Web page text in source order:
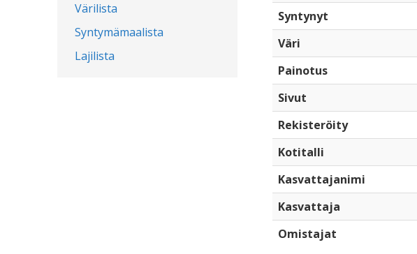
Värilista
Syntymämaalista
Lajilista
Syntynyt
Väri
Painotus
Sivut
Rekisteröity
Kotitalli
Kasvattajanimi
Kasvattaja
Omistajat